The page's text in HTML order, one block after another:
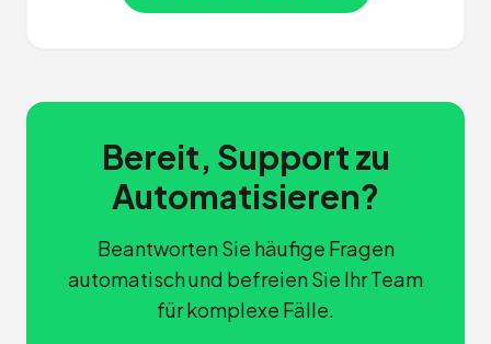
Bereit, Support zu
Automatisieren?
Beantworten Sie häufige Fragen
automatisch und befreien Sie Ihr Team
für komplexe Fälle.